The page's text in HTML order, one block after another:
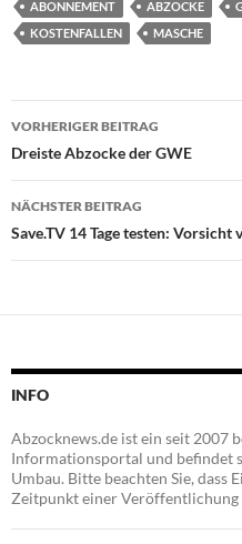
ABONNEMENT ABZOCKE
KOSTENFALLEN
MASCHE
Beitragsnavigation
VORHERIGER BEITRAG
Dreiste Abzocke der GWE
NÄCHSTER BEITRAG
Save.TV 14 Tage testen:
INFO
Abzocknews.de ist ein seit 2007
Informationsportal und befindet
Umbau. Bitte beachten Sie, dass
Zeitpunkt einer Veröffentlichung